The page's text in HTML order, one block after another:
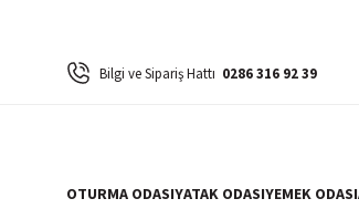
Bilgi ve Sipariş Hattı 0286 316 92 39
OTURMA ODASIYATAK ODASIYEMEK ODASI